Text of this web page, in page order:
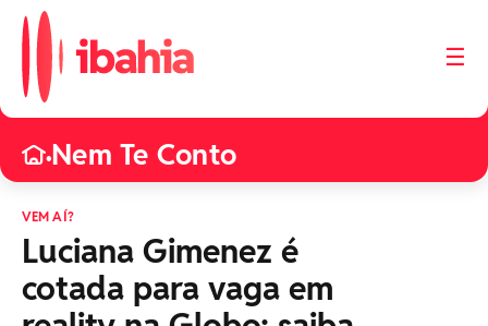
☰
•Nem Te Conto
VEM AÍ?
Luciana Gimenez é
cotada para vaga em